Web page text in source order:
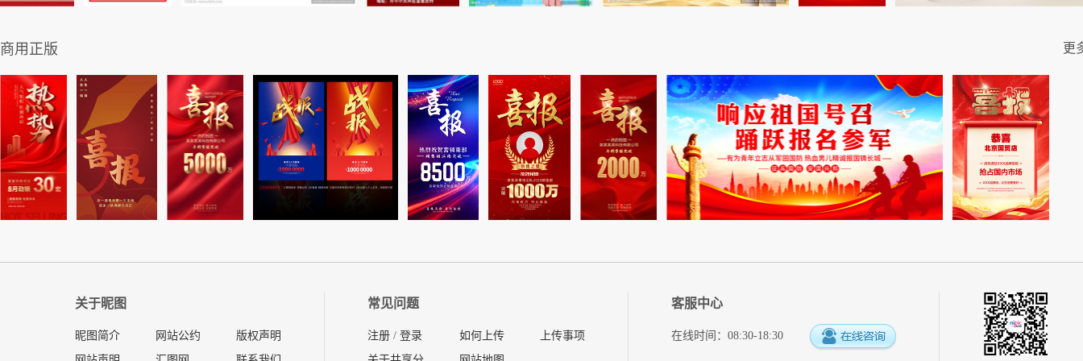
商用正版 更
关于昵图
昵图简介
网站公约
版权声明
常见问题
注册 / 登录
如何上传
上传事项
客服中心
在线时间：08:30-18:30